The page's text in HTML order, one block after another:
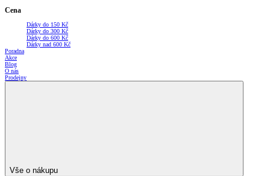
Cena
Dárky do 150 Kč
Dárky do 300 Kč
Dárky do 600 Kč
Dárky nad 600 Kč
Poradna
Akce
Blog
O nás
Prodejny
Vše o nákupu